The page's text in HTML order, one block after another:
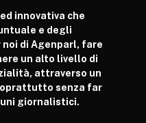
innovativa che
e degli
di Agenparl, fare
un alto livello di
attraverso un
senza far
giornalistici.